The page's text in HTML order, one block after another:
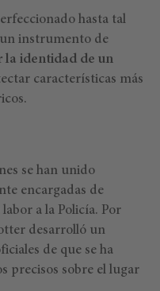
hasta tal
instrumento de
la identidad de un
características más
se han unido
encargadas de
a la Policía. Por
desarrolló un
de que se ha
precisos sobre el lugar